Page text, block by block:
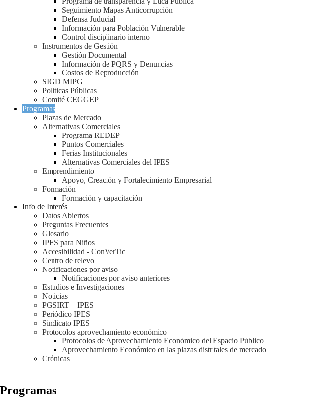
Seguimiento Mapas Anticorrupción
Defensa Juducial
Información para Población Vulnerable
Control disciplinario interno
Instrumentos de Gestión
Gestión Documental
Información de PQRS y Denuncias
Costos de Reproducción
SIGD MIPG
Politicas Públicas
Comité CEGGEP
Programas
Plazas de Mercado
Alternativas Comerciales
Programa REDEP
Puntos Comerciales
Ferias Institucionales
Alternativas Comerciales del IPES
Emprendimiento
Apoyo, Creación y Fortalecimiento Empresarial
Formación
Formación y capacitación
Info de Interés
Datos Abiertos
Preguntas Frecuentes
Glosario
IPES para Niños
Accesibilidad - ConVerTic
Centro de relevo
Notificaciones por aviso
Notificaciones por aviso anteriores
Estudios e Investigaciones
Noticias
PGSIRT – IPES
Periódico IPES
Sindicato IPES
Protocolos aprovechamiento económico
Protocolos de Aprovechamiento Económico del Espacio Público
Aprovechamiento Económico en las plazas distritales de mercado
Crónicas
Programas